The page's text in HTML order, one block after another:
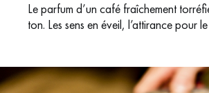
Le parfum d’un café fraîchement
ton. Les sens en éveil, l’attirance pour